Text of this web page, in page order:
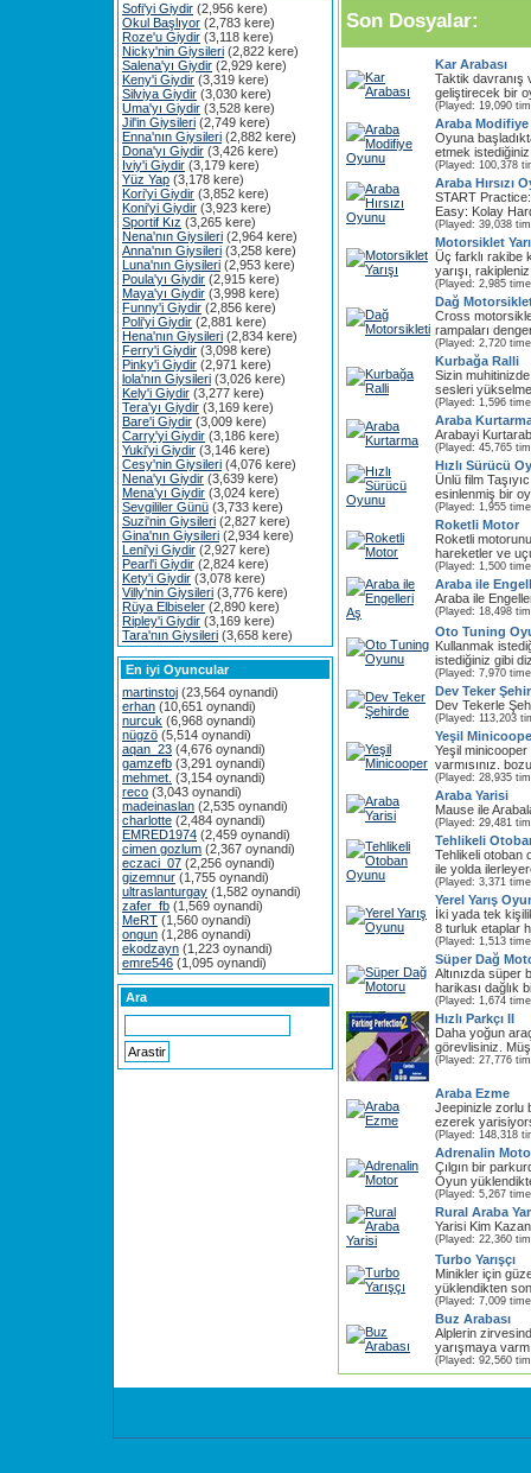
Sofi'yi Giydir (2,956 kere)
Okul Başlıyor (2,783 kere)
Roze'u Giydir (3,118 kere)
Nicky'nin Giysileri (2,822 kere)
Salena'yı Giydir (2,929 kere)
Keny'i Giydir (3,319 kere)
Silviya Giydir (3,030 kere)
Uma'yı Giydir (3,528 kere)
Jil'in Giysileri (2,749 kere)
Enna'nın Giysileri (2,882 kere)
Dona'yı Giydir (3,426 kere)
Iviy'i Giydir (3,179 kere)
Yüz Yap (3,178 kere)
Kori'yi Giydir (3,852 kere)
Koni'yi Giydir (3,923 kere)
Sportif Kız (3,265 kere)
Nena'nın Giysileri (2,964 kere)
Anna'nın Giysileri (3,258 kere)
Luna'nın Giysileri (2,953 kere)
Poula'yı Giydir (2,915 kere)
Maya'yı Giydir (3,998 kere)
Funny'i Giydir (2,856 kere)
Poli'yi Giydir (2,881 kere)
Hena'nın Giysileri (2,834 kere)
Ferry'i Giydir (3,098 kere)
Pinky'i Giydir (2,971 kere)
lola'nın Giysileri (3,026 kere)
Kely'i Giydir (3,277 kere)
Tera'yı Giydir (3,169 kere)
Bare'i Giydir (3,009 kere)
Carry'yi Giydir (3,186 kere)
Yuki'yi Giydir (3,146 kere)
Cesy'nin Giysileri (4,076 kere)
Nena'yı Giydir (3,639 kere)
Mena'yı Giydir (3,024 kere)
Sevgililer Günü (3,733 kere)
Suzi'nin Giysileri (2,827 kere)
Gina'nın Giysileri (2,934 kere)
Leni'yi Giydir (2,927 kere)
Pearl'i Giydir (2,824 kere)
Kety'i Giydir (3,078 kere)
Villy'nin Giysileri (3,776 kere)
Rüya Elbiseler (2,890 kere)
Ripley'i Giydir (3,169 kere)
Tara'nın Giysileri (3,658 kere)
En iyi Oyuncular
martinstoj (23,564 oynandi)
erhan (10,651 oynandi)
nurcuk (6,968 oynandi)
nügzö (5,514 oynandi)
aqan_23 (4,676 oynandi)
gamzefb (3,291 oynandi)
mehmet. (3,154 oynandi)
reco (3,043 oynandi)
madeinaslan (2,535 oynandi)
charlotte (2,484 oynandi)
EMRED1974 (2,459 oynandi)
cimen gozlum (2,367 oynandi)
eczaci_07 (2,256 oynandi)
gizemnur (1,755 oynandi)
ultraslanturgay (1,582 oynandi)
zafer_fb (1,569 oynandi)
MeRT (1,560 oynandi)
ongun (1,286 oynandi)
ekodzayn (1,223 oynandi)
emre546 (1,095 oynandi)
Ara
Son Dosyalar:
Kar Arabası
Taktik davranış
geliştirecek bir
(Played: 19,090
Araba
Oyuna
etmek
(Played: 100,378
Araba Hırsızı
START
Easy: Kolay
(Played: 39,038
Motorsiklet
Üç farklı rakibe
yarışı,
(Played: 2,985
Dağ
Cross
rampaları
(Played: 2,720
Kurbağa Ralli
Sizin
sesleri
(Played: 1,596
Araba
Arabayi
(Played: 45,765
Hızlı Sürücü
Ünlü film
esinlenmiş bir
(Played: 1,955
Roketli Motor
Roketli
hareketler ve
(Played: 1,500
Araba ile
Araba ile
(Played: 18,498
Oto Tuning
Kullanmak
istediğiniz gibi
(Played: 7,970
Dev Teker
Dev Tekerle
(Played: 113,203
Yeşil
Yeşil
varmısınız.
(Played: 28,935
Araba Yarisi
Mause ile
(Played: 29,481
Tehlikeli
Tehlikeli otoban
ile yolda
(Played: 3,371
Yerel Yarış
İki yada tek
8 turluk etaplar
(Played: 1,513
Süper Dağ
Altınızda süper
harikası dağlık
(Played: 1,674
Hızlı Parkçı II
Daha yoğun
görevlisiniz.
(Played: 27,776
Araba Ezme
Jeepinizle zorlu
ezerek
(Played: 148,318
Adrenalin
Çılgın bir
Oyun
(Played: 5,267
Rural Araba
Yarisi Kim
(Played: 22,360
Turbo Yarışçı
Minikler için
yüklendikten
(Played: 7,009
Buz Arabası
Alplerin
yarışmaya
(Played: 92,560